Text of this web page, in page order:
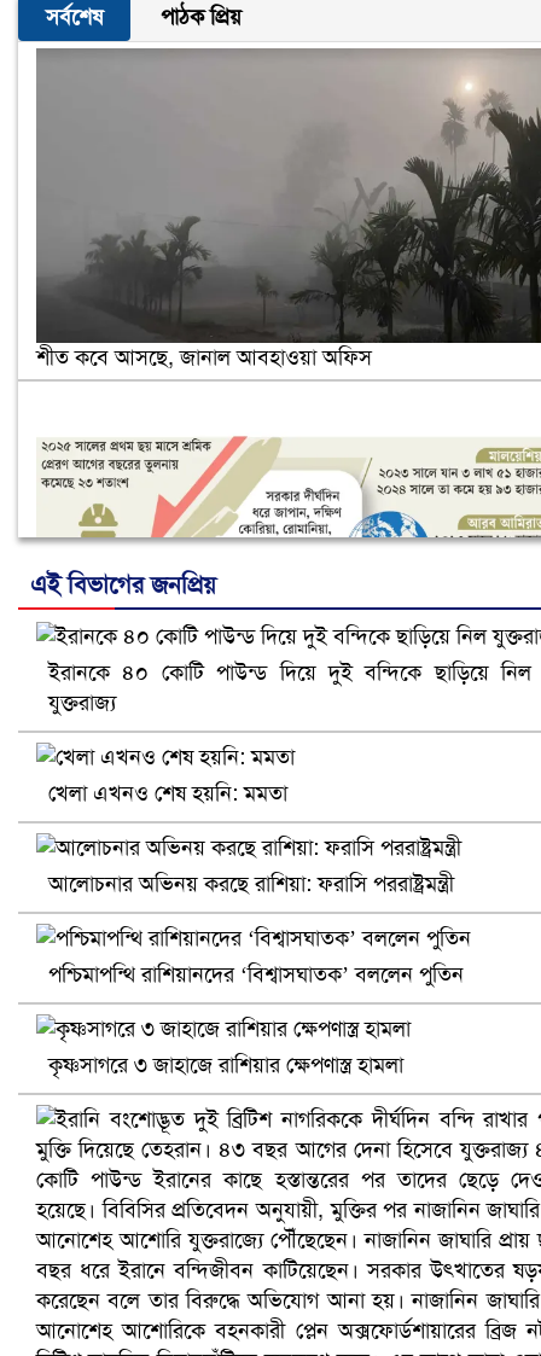
সর্বশেষ পাঠক প্রিয়
শীত কবে আসছে, জানাল আবহাওয়া অফিস
নানা সংকটে রিক্রুটিং এজেন্সি, হুমকির মুখে শ্রম রপ্তানি
খুলনায় বিএনপি অফিসে গুলি-বোমা হামলা, নিহত ১
এই বিভাগের জনপ্রিয়
ইরানকে ৪০ কোটি পাউন্ড দিয়ে দুই বন্দিকে ছাড়িয়ে নিল
যুক্তরাজ্য
খেলা এখনও শেষ হয়নি: মমতা
আলোচনার অভিনয় করছে রাশিয়া: ফরাসি পররাষ্ট্রমন্ত্রী
পশ্চিমাপন্থি রাশিয়ানদের ‘বিশ্বাসঘাতক’ বললেন পুতিন
কৃষ্ণসাগরে ৩ জাহাজে রাশিয়ার ক্ষেপণাস্ত্র হামলা